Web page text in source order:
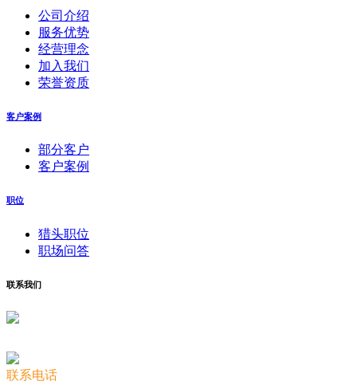
公司介绍
服务优势
经营理念
加入我们
荣誉资质
客户案例
部分客户
客户案例
职位
猎头职位
职场问答
联系我们
联系电话